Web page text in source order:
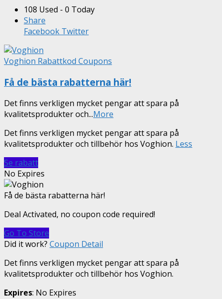
108 Used - 0 Today
Share
Facebook Twitter
Voghion Rabattkod Coupons
Få de bästa rabatterna här!
Det finns verkligen mycket pengar att spara på
kvalitetsprodukter och...More
Det finns verkligen mycket pengar att spara på
kvalitetsprodukter och tillbehör hos Voghion. Less
Se rabatt
No Expires
Få de bästa rabatterna här!
Deal Activated, no coupon code required!
Go To Store
Did it work? Coupon Detail
Det finns verkligen mycket pengar att spara på
kvalitetsprodukter och tillbehör hos Voghion.
Expires: No Expires